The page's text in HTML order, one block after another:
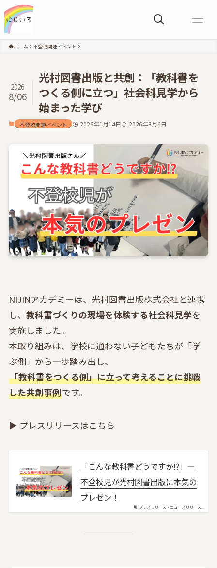
ホーム 不登校関連イベント
光村図書出版と共創：「教科書を
つくる側に立つ」社会科見学から
始まった学び
2026
8/06
不登校関連イベント 2026年1月14日 2026年8月6日
NIJINアカデミーは、光村図書出版株式会社と連携
し、 教科書づくりの現場を体験する社会科見学を
実施しました。
本取り組みは、学校に通わない子どもたちが「学
ぶ側」から一歩踏み出し、
「教科書をつくる側」に立って考えることに挑戦
した共創事例です。
▶ プレスリリースはこちら
プレスリリース・ニュースリリース...
「こんな教科書どうですか⁉」―
不登校児が光村図書出版に本気の
プレゼン！